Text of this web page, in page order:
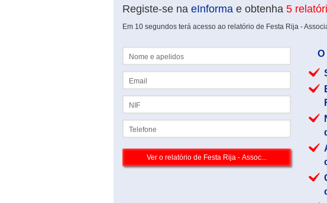
Registe-se na eInforma e obtenha 5
Em 10 segundos terá acesso ao relatório de Festa Rija -
O